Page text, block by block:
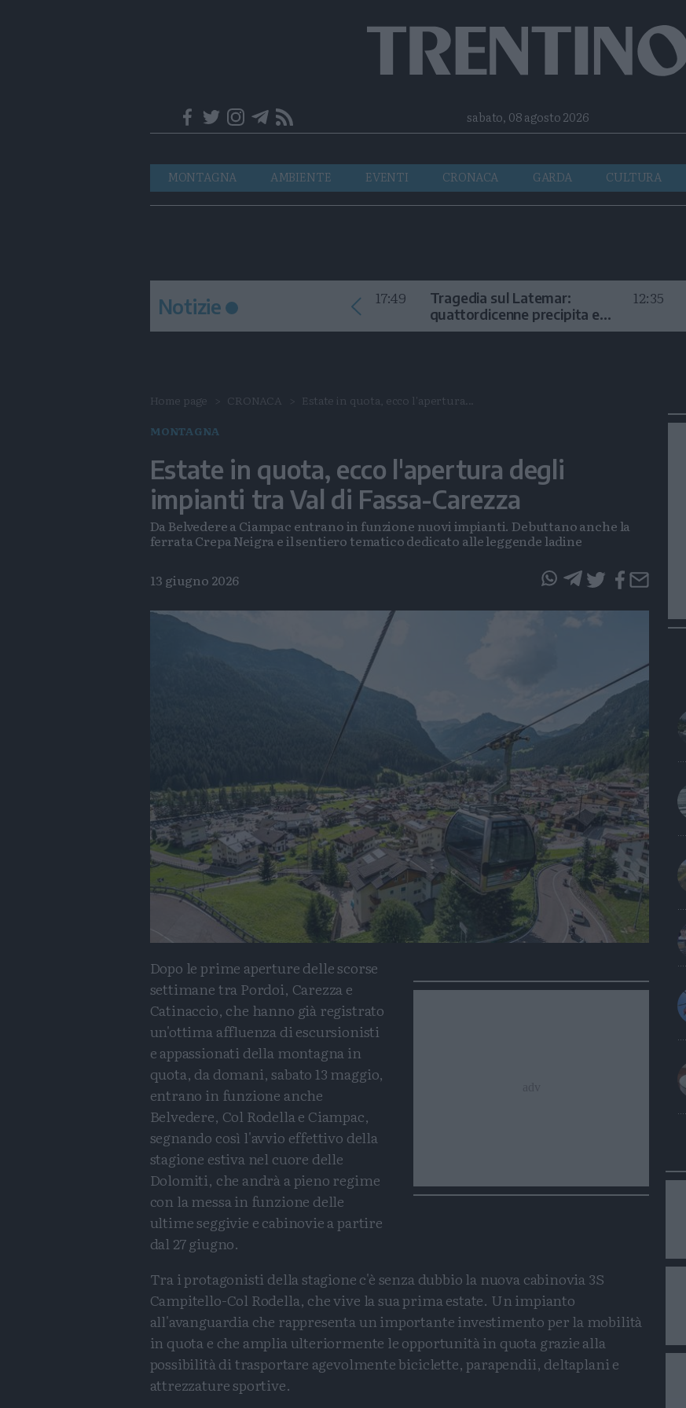
Telegram
RSSsabato, 08 agosto 2026
Navigazione
principale
MONTAGNA AMBIENTE EVENTI CRONACA GARDA CULTURA
Notizie 17:49
Tragedia sul Latemar:
quattordicenne precipita e
muore
12:35
Home page CRONACA Estate in quota, ecco l'apertura...
MONTAGNA
Estate in quota, ecco l'apertura degli
impianti tra Val di Fassa-Carezza
Da Belvedere a Ciampac entrano in funzione nuovi impianti. Debuttano anche la
ferrata Crepa Neigra e il sentiero tematico dedicato alle leggende ladine
13 giugno 2026
Dopo le prime aperture delle scorse
settimane tra Pordoi, Carezza e
Catinaccio, che hanno già registrato
un'ottima affluenza di escursionisti
e appassionati della montagna in
quota, da domani, sabato 13 maggio,
entrano in funzione anche
Belvedere, Col Rodella e Ciampac,
segnando così l'avvio effettivo della
stagione estiva nel cuore delle
Dolomiti, che andrà a pieno regime
con la messa in funzione delle
ultime seggivie e cabinovie a partire
dal 27 giugno.
Tra i protagonisti della stagione c'è senza dubbio la nuova cabinovia 3S
Campitello-Col Rodella, che vive la sua prima estate. Un impianto
all'avanguardia che rappresenta un importante investimento per la mobilità
in quota e che amplia ulteriormente le opportunità in quota grazie alla
possibilità di trasportare agevolmente biciclette, parapendii, deltaplani e
attrezzature sportive.